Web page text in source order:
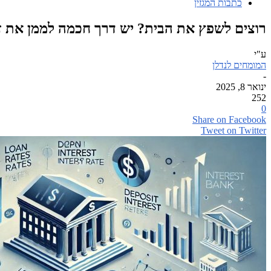
כתבות המגזין
רוצים לשפץ את הבית? יש דרך חכמה לממן את
ע"י
המומחים לנדלן
-
ינואר 8, 2025
252
0
Share on Facebook
Tweet on Twitter